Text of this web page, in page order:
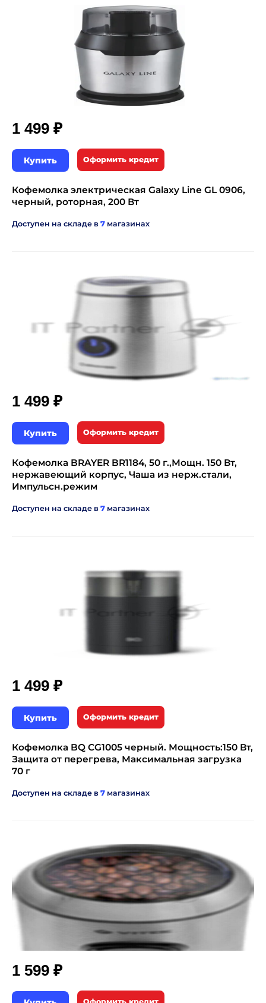
1 499 ₽
Купить Оформить кредит
Кофемолка электрическая Galaxy Line GL 0906,
черный, роторная, 200 Вт
Доступен на складе в 7 магазинах
1 499 ₽
Купить Оформить кредит
Кофемолка BRAYER BR1184, 50 г.,Мощн. 150 Вт,
нержавеющий корпус, Чаша из нерж.стали,
Импульсн.режим
Доступен на складе в 7 магазинах
1 499 ₽
Купить Оформить кредит
Кофемолка BQ CG1005 черный. Мощность:150 Вт,
Защита от перегрева, Максимальная загрузка
70 г
Доступен на складе в 7 магазинах
1 599 ₽